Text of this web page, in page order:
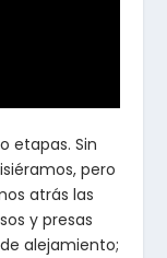
etapas. Sin
pero
atrás las
y presas
alejamiento;